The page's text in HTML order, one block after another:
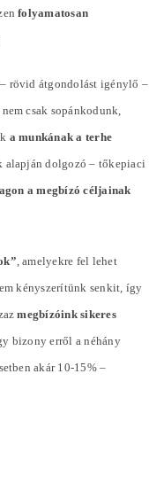
folyamatosan
rövid átgondolást igénylő –
csak sopánkodunk,
a munkának a terhe
dolgozó – tőkepiaci
a megbízó céljainak
, amelyekre fel lehet
kényszerítünk senkit, így
megbízóink sikeres
bizony erről a néhány
akár 10-15% –